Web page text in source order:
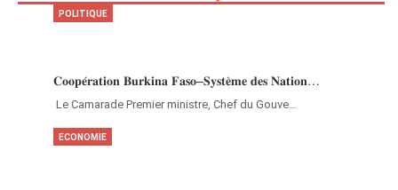
𝐂𝐨𝐨𝐩𝐞́𝐫𝐚𝐭𝐢𝐨𝐧 𝐁𝐮𝐫𝐤𝐢𝐧𝐚 𝐅𝐚𝐬𝐨–𝐒𝐲𝐬𝐭𝐞̀𝐦𝐞 𝐝𝐞𝐬 𝐍𝐚𝐭𝐢𝐨𝐧…
‎Le Camarade Premier ministre, Chef du Gouve…
POLITIQUE
ECONOMIE